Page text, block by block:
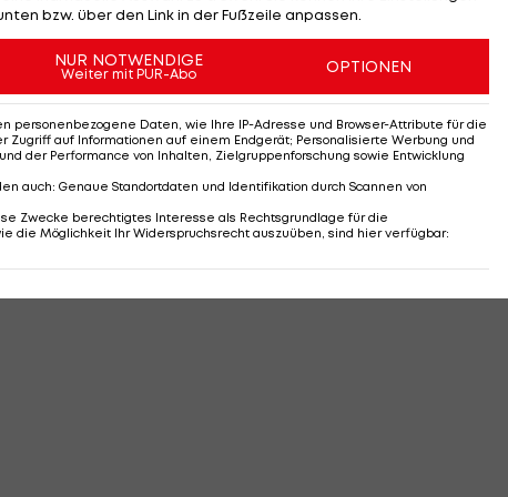
bzw. über den Link in der Fußzeile anpassen.
NUR NOTWENDIGE
Weiter mit PUR-Abo OPTIONEN
personenbezogene Daten, wie Ihre IP-Adresse und Browser-Attribute für die
Zugriff auf Informationen auf einem Endgerät; Personalisierte Werbung und
der Performance von Inhalten, Zielgruppenforschung sowie Entwicklung
auch: Genaue Standortdaten und Identifikation durch Scannen von
Zwecke berechtigtes Interesse als Rechtsgrundlage für die
die Möglichkeit Ihr Widerspruchsrecht auszuüben, sind hier verfügbar: